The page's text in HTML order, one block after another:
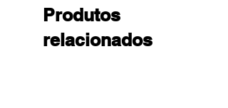
Produtos
relacionados